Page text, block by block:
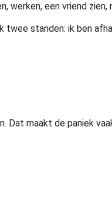
een vriend zien,
standen: ik ben
maakt de paniek